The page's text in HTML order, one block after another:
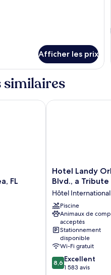
Afficher les prix
similaires
FL
Center Area, FL
Hotel
Landy
Orlando
Universal
Blvd.,
a
Tribute
Portfolio
Hotel
Hôtel
International
Drive
Hotel Landy
Blvd., a
Hôtel
Piscine
Animaux de
acceptés
Stationnement
disponible
Wi-Fi gratuit
8.6
sur
8,6 Excellent
1 583 avis
Hotel Landy